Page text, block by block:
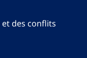
et des conflits